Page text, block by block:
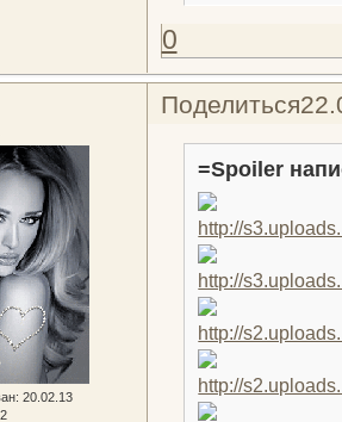
0
Поделиться
: 20.02.13
2
=Spoiler